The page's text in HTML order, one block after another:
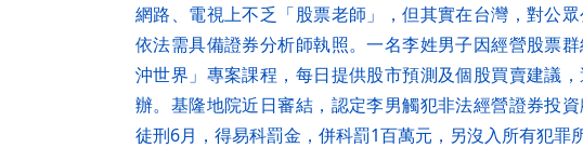
網路、電視上不乏「股票老師」，但其實在台灣，對公眾
依法需具備證券分析師執照。一名李姓男子因經營股票
沖世界」專案課程，每日提供股市預測及個股買賣建議
辦。基隆地院近日審結，認定李男觸犯非法經營證券投
徒刑6月，得易科罰金，併科罰1百萬元，另沒入所有犯罪